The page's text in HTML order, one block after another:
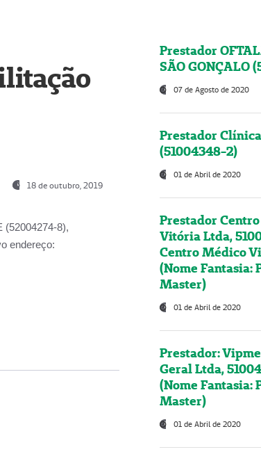
18 de outubro, 2019
(52004274-8),
endereço:
Prestador
SÃO GONÇALO
07 de Agosto de 2020
Prestador
(51004348-2)
01 de Abril de 2020
Prestador
Vitória Ltda,
Centro Médico
(Nome Fantasia:
Master)
01 de Abril de 2020
Prestador:
Geral Ltda,
(Nome Fantasia:
Master)
01 de Abril de 2020